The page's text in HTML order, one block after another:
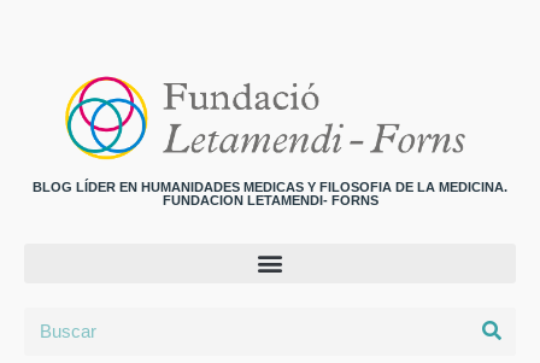
BLOG LÍDER EN HUMANIDADES MEDICAS Y FILOSOFIA DE LA MEDICINA.
FUNDACION LETAMENDI- FORNS